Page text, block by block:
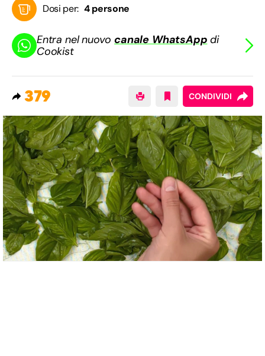
Dosi per: 4 persone
Entra nel nuovocanale WhatsApp di
Cookist
379 CONDIVIDI